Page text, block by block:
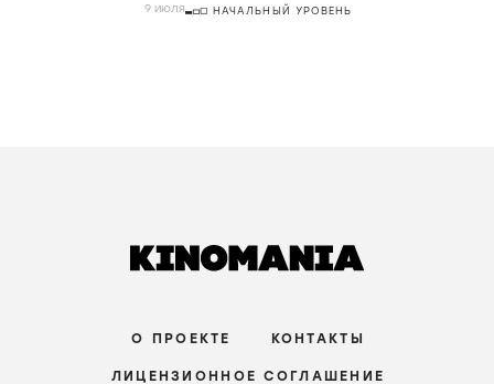
9 июля НАЧАЛЬНЫЙ УРОВЕНЬ
О ПРОЕКТЕ КОНТАКТЫ
ЛИЦЕНЗИОННОЕ СОГЛАШЕНИЕ